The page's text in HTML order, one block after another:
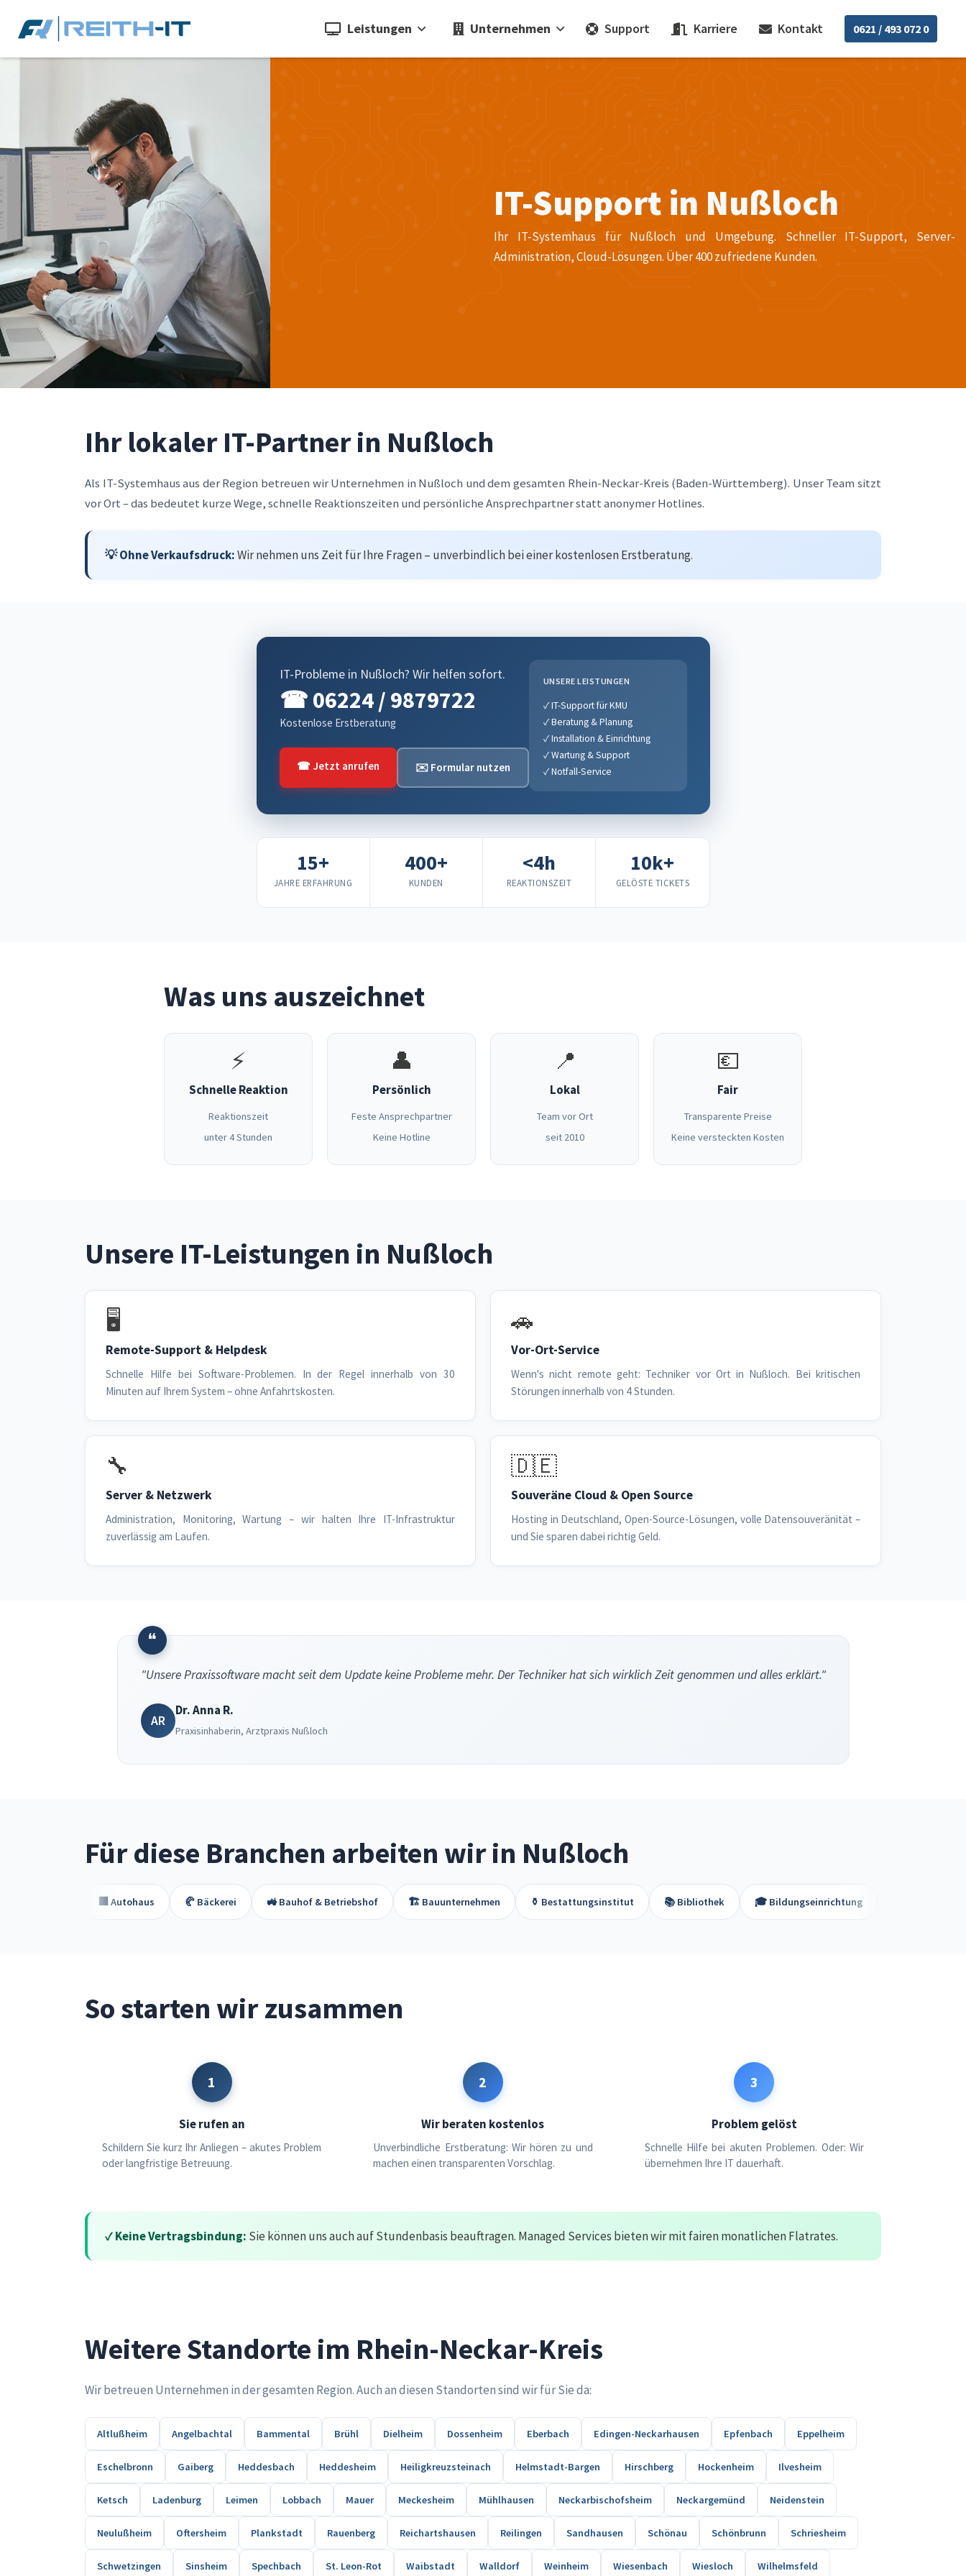
Leistungen Unternehmen Support Karriere Kontakt 0621 / 493 072 0
IT-Support in Nußloch
Ihr IT-Systemhaus für Nußloch und Umgebung. Schneller IT-Support, Server-
Administration, Cloud-Lösungen. Über 400 zufriedene Kunden.
Ihr lokaler IT-Partner in Nußloch
Als IT-Systemhaus aus der Region betreuen wir Unternehmen in Nußloch und dem gesamten Rhein-Neckar-Kreis (Baden-Württemberg). Unser Team sitzt
vor Ort – das bedeutet kurze Wege, schnelle Reaktionszeiten und persönliche Ansprechpartner statt anonymer Hotlines.
💡 Ohne Verkaufsdruck:Wir nehmen uns Zeit für Ihre Fragen – unverbindlich bei einer kostenlosen Erstberatung.
IT-Probleme in Nußloch? Wir helfen sofort.
☎ 06224 / 9879722
Kostenlose Erstberatung
☎ Jetzt anrufen ✉️ Formular nutzen
UNSERE LEISTUNGEN
✓ IT-Support für KMU
✓ Beratung & Planung
✓ Installation & Einrichtung
✓ Wartung & Support
✓ Notfall-Service
15+
JAHRE ERFAHRUNG
400+
KUNDEN
<4h
REAKTIONSZEIT
10k+
GELÖSTE TICKETS
Was uns auszeichnet
⚡
Schnelle Reaktion
Reaktionszeit
unter 4 Stunden
👤
Persönlich
Feste Ansprechpartner
Keine Hotline
📍
Lokal
Team vor Ort
seit 2010
💶
Fair
Transparente Preise
Keine versteckten Kosten
Unsere IT-Leistungen in Nußloch
🖥️
Remote-Support & Helpdesk
Schnelle Hilfe bei Software-Problemen. In der Regel innerhalb von 30
Minuten auf Ihrem System – ohne Anfahrtskosten.
🚗
Vor-Ort-Service
Wenn's nicht remote geht: Techniker vor Ort in Nußloch. Bei kritischen
Störungen innerhalb von 4 Stunden.
🔧
Server & Netzwerk
Administration, Monitoring, Wartung – wir halten Ihre IT-Infrastruktur
zuverlässig am Laufen.
🇩🇪
Souveräne Cloud & Open Source
Hosting in Deutschland, Open-Source-Lösungen, volle Datensouveränität –
und Sie sparen dabei richtig Geld.
❝
"Unsere Praxissoftware macht seit dem Update keine Probleme mehr. Der Techniker hat sich wirklich Zeit genommen und alles erklärt."
AR
Dr. Anna R.
Praxisinhaberin, Arztpraxis Nußloch
Für diese Branchen arbeiten wir in Nußloch
🥐 Bäckerei 🚜 Bauhof & Betriebshof 🏗️ Bauunternehmen ⚱️ Bestattungsinstitut 📚 Bibliothek 🎓 Bildungseinrichtung 💐 Blumenladen
So starten wir zusammen
1
Sie rufen an
Schildern Sie kurz Ihr Anliegen – akutes Problem
oder langfristige Betreuung.
2
Wir beraten kostenlos
Unverbindliche Erstberatung: Wir hören zu und
machen einen transparenten Vorschlag.
3
Problem gelöst
Schnelle Hilfe bei akuten Problemen. Oder: Wir
übernehmen Ihre IT dauerhaft.
✓ Keine Vertragsbindung: Sie können uns auch auf Stundenbasis beauftragen. Managed Services bieten wir mit fairen monatlichen Flatrates.
Weitere Standorte im Rhein-Neckar-Kreis
Wir betreuen Unternehmen in der gesamten Region. Auch an diesen Standorten sind wir für Sie da:
Altlußheim Angelbachtal Bammental Brühl Dielheim Dossenheim Eberbach Edingen-Neckarhausen Epfenbach Eppelheim
Eschelbronn Gaiberg Heddesbach Heddesheim Heiligkreuzsteinach Helmstadt-Bargen Hirschberg Hockenheim Ilvesheim
Ketsch Ladenburg Leimen Lobbach Mauer Meckesheim Mühlhausen Neckarbischofsheim Neckargemünd Neidenstein
Neulußheim Oftersheim Plankstadt Rauenberg Reichartshausen Reilingen Sandhausen Schönau Schönbrunn Schriesheim
Schwetzingen Sinsheim Spechbach St. Leon-Rot Waibstadt Walldorf Weinheim Wiesenbach Wiesloch Wilhelmsfeld